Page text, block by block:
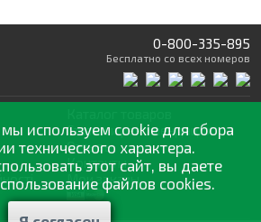
0-800-335-895
Бесплатно со всех номеров
Статьии рекомендации
Отзывы
Контакты
Мои заказы
используем cookie для сбора
технического характера.
этот сайт, вы даете
файлов cookies.